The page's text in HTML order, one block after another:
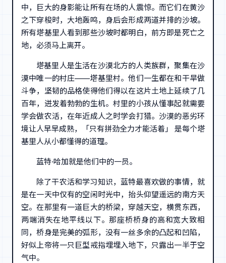
中，巨大的身影能让所有在场的人震惊。而它们在黄沙
之下穿梭时，大地轰鸣，身后会形成两道并排的沙坡。
所有塔基里人看到那些沙坡时都明白，前方即是死亡之
地，必须马上离开。
塔基里人是生活在沙漠北方的人类族群，聚集在沙
漠中唯一的村庄——塔基里村。他们一生都在和干旱做
斗争，坚韧的品格使得他们得以在这片土地上延续了几
百年，迸发着勃勃的生机。村里的小孩从懂事起就需要
学会做农活，在年近成人之时学会打猎。沙漠的恶劣环
境让人早早成熟，「只有拼劲全力才能活着」 是每个塔
基里人从小都懂得的道理。
蓝特·哈加就是他们中的一员。
除了干农活和学习知识，蓝特最喜欢做的事情，就
是在一天中仅有的空闲时光中，抬头仰望遥远的南方天
空。在那里有一道巨大的桥梁，穿越天空，横贯东西，
两端消失在地平线以下。那座桥桥身的高和宽大致相
同，桥身是完美的弧形，没有一丝多余的凸起和凹陷，
好似上帝将一只巨型戒指埋埋入地下，只露出一半于空
气中。